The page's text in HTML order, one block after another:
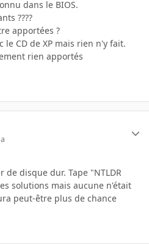
dans le BIOS.
????
apportées ?
le CD de XP mais rien n'y fait.
rien apportés
disque dur. Tape "NTLDR
solutions mais aucune n'était
peut-être plus de chance